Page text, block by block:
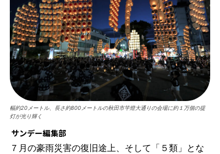
幅約20メートル、長さ約800メートルの秋田市竿燈大通りの会場に約１万個の提
灯が光り輝く
サンデー編集部
７月の豪雨災害の復旧途上、そして「５類」とな